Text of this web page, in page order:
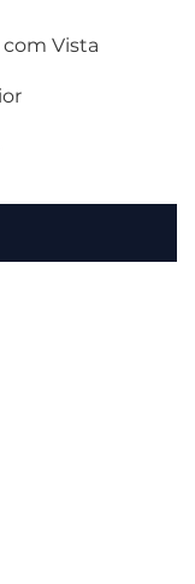
Vista